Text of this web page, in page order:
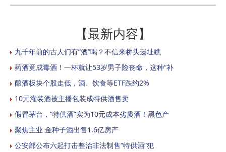
【最新内容】
九千年前的古人们有“酒”喝？不信来桥头遗址瞧
药酒竟成毒酒！一杯就让53岁男子险丧命，这种“补
酿酒板块个股走低，酒、饮食等ETF跌约2%
10元灌装酒被主播包装成特供酒售卖
假冒茅台，“特供酒”实为10元成本劣质酒！黑色产
聚焦主业 金种子酒出售1.6亿房产
公安部公布六起打击整治非法制售“特供酒”犯